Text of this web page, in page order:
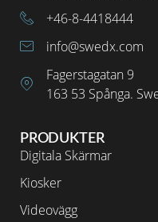
PRODUKTER
Digitala Skärmar
Kiosker
Videovägg
+46-8-4418444
info@swedx.com
Fagerstagatan 9
163 53 Spånga.